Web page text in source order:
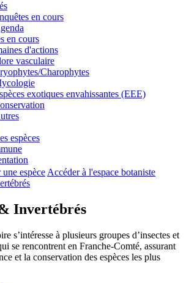
en cours
en cours
d'actions
vasculaire
Charophytes
exotiques envahissantes (EEE)
espèces
espèceAccéder à l'espace botaniste
Invertébrés
s’intéresse à plusieurs groupes d’insectes et
se rencontrent en Franche-Comté, assurant
et la conservation des espèces les plus